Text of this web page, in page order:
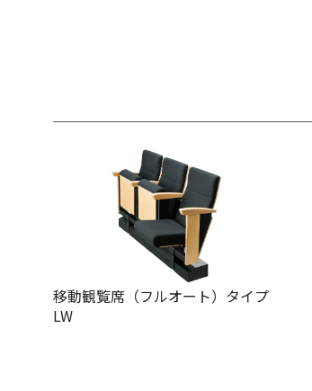
移動観覧席（フルオート）タイプ
LW